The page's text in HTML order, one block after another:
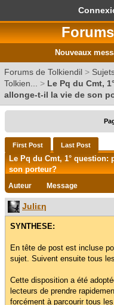
Nouveaux
Forums de Tolkiendil >
Tolkien...
> Le Pq du Cmt,
allonge-t-il la vie de son
First Post Last Post
Le Pq du Cmt, 1°
son porteur?
Auteur Message
Juliεη
SYNTHESE:
En tête de post est incluse
sujet. Suivent ensuite tous
Cette disposition a été
lecteurs de prendre
forcément à parcourir tous